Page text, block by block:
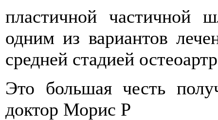
пластичной частичной
одним из вариантов
средней стадией
Это большая честь
доктор Морис Р